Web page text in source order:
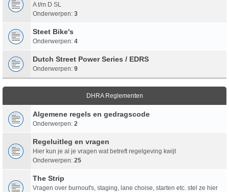
A t/m D SL
Onderwerpen: 3
Steet Bike's
Onderwerpen: 4
Dutch Street Power Series / EDRS
Onderwerpen: 9
DHRA Reglementen
Algemene regels en gedragscode
Onderwerpen: 2
Regeluitleg en vragen
Hier kun je al je vragen wat betreft regelgeving kwijt
Onderwerpen: 25
The Strip
Vragen over burnout's, staging, lane choise, starten etc. stel ze hier